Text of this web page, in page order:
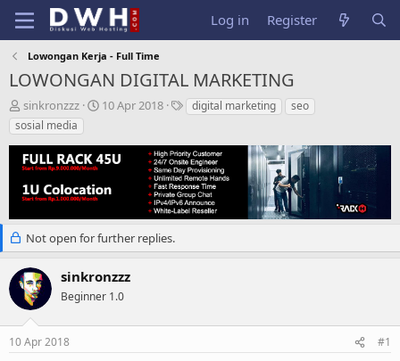
Log in Register
Lowongan Kerja - Full Time
LOWONGAN DIGITAL MARKETING
T
h
r
e
a
d
s
t
a
r
t
e
r
sinkronzzz
S
r
t
d
t
e
10 Apr 2018
T
s
digital marketing
seo
sosial media
Not open for further replies.
sinkronzzz
Beginner 1.0
10 Apr 2018 #1